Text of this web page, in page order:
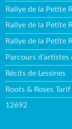
Rallye de la Petite
Rallye de la Petite
Rallye de la Petite
Parcours d’artistes
Récits de Lessines
Roots & Roses
12692